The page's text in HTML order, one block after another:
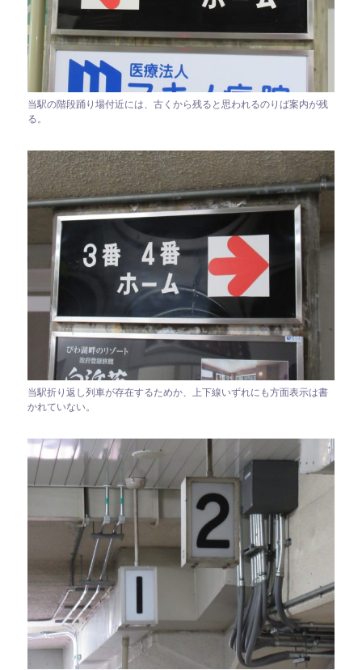
当駅の階段踊り場付近には、古くから残ると思われるのりば案内が残
る。
当駅折り返し列車が存在するためか、上下線いずれにも方面表示は書
かれていない。